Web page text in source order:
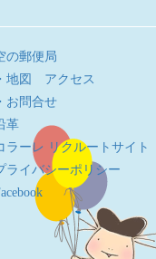
の郵便局
・地図 アクセス
・お問合せ
革
ラーレ リクルートサイト
ライバシーポリシー